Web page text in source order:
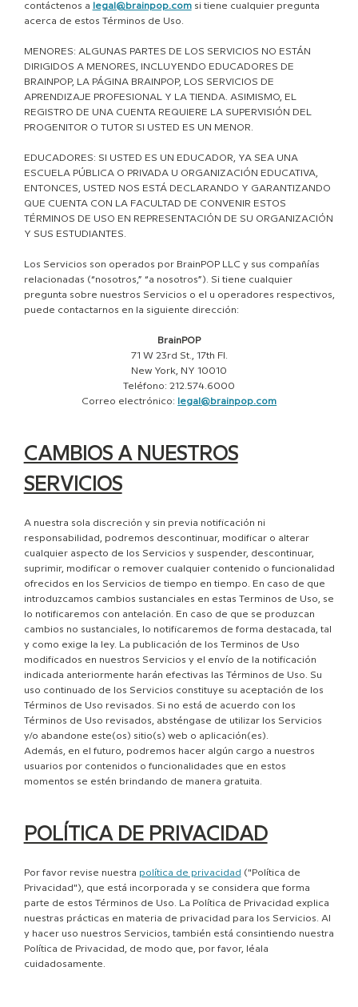
contáctenos a
legal@brainpop.comsi tiene cualquier pregunta
acerca de estos Términos de Uso.
MENORES: ALGUNAS PARTES DE LOS SERVICIOS NO ESTÁN
DIRIGIDOS A MENORES, INCLUYENDO EDUCADORES DE
BRAINPOP, LA PÁGINA BRAINPOP, LOS SERVICIOS DE
APRENDIZAJE PROFESIONAL Y LA TIENDA. ASIMISMO, EL
REGISTRO DE UNA CUENTA REQUIERE LA SUPERVISIÓN DEL
PROGENITOR O TUTOR SI USTED ES UN MENOR.
EDUCADORES: SI USTED ES UN EDUCADOR, YA SEA UNA
ESCUELA PÚBLICA O PRIVADA U ORGANIZACIÓN EDUCATIVA,
ENTONCES, USTED NOS ESTÁ DECLARANDO Y GARANTIZANDO
QUE CUENTA CON LA FACULTAD DE CONVENIR ESTOS
TÉRMINOS DE USO EN REPRESENTACIÓN DE SU ORGANIZACIÓN
Y SUS ESTUDIANTES.
Los Servicios son operados por BrainPOP LLC y sus compañías
relacionadas (“nosotros,” “a nosotros”). Si tiene cualquier
pregunta sobre nuestros Servicios o el u operadores respectivos,
puede contactarnos en la siguiente dirección:
BrainPOP
71 W 23rd St., 17th Fl.
New York, NY 10010
Teléfono: 212.574.6000
Correo electrónico:
legal@brainpop.com
CAMBIOS A NUESTROS
SERVICIOS
A nuestra sola discreción y sin previa notificación ni
responsabilidad, podremos descontinuar, modificar o alterar
cualquier aspecto de los Servicios y suspender, descontinuar,
suprimir, modificar o remover cualquier contenido o funcionalidad
ofrecidos en los Servicios de tiempo en tiempo. En caso de que
introduzcamos cambios sustanciales en estas Terminos de Uso, se
lo notificaremos con antelación. En caso de que se produzcan
cambios no sustanciales, lo notificaremos de forma destacada, tal
y como exige la ley. La publicación de los Terminos de Uso
modificados en nuestros Servicios y el envío de la notificación
indicada anteriormente harán efectivas las Términos de Uso. Su
uso continuado de los Servicios constituye su aceptación de los
Términos de Uso revisados. Si no está de acuerdo con los
Términos de Uso revisados, absténgase de utilizar los Servicios
y/o abandone este(os) sitio(s) web o aplicación(es).
Además, en el futuro, podremos hacer algún cargo a nuestros
usuarios por contenidos o funcionalidades que en estos
momentos se estén brindando de manera gratuita.
POLÍTICA DE PRIVACIDAD
Por favor revise nuestra política de privacidad ("Política de
Privacidad"), que está incorporada y se considera que forma
parte de estos Términos de Uso. La Política de Privacidad explica
nuestras prácticas en materia de privacidad para los Servicios. Al
y hacer uso nuestros Servicios, también está consintiendo nuestra
Política de Privacidad, de modo que, por favor, léala
cuidadosamente.